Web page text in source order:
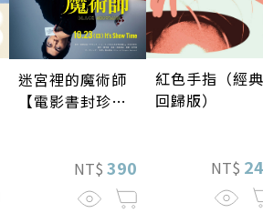
迷宮裡的魔術師
【電影書封珍藏
NT$ 390
紅色手指（經典
回歸版）
NT$